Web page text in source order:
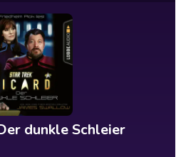
dunkle Schleier